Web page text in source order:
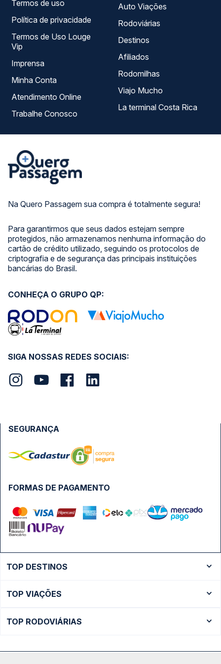
Na Quero Passagem sua compra é totalmente segura!
Para garantirmos que seus dados estejam sempre
protegidos, não armazenamos nenhuma informação do
cartão de crédito utilizado, seguindo os protocolos de
criptografia e de segurança das principais instituições
bancárias do Brasil.
Termos de uso
Política de privacidade
Termos de Uso Louge
Vip
Imprensa
Minha Conta
Atendimento Online
Trabalhe Conosco
Auto Viações
Rodoviárias
Destinos
Afiliados
Rodomilhas
Viajo Mucho
La terminal Costa Rica
SIGA NOSSAS REDES SOCIAIS:
CONHEÇA O GRUPO QP:
FORMAS DE PAGAMENTO
SEGURANÇA
TOP DESTINOS
Ônibus São Paulo
TOP VIAÇÕES
TOP RODOVIÁRIAS